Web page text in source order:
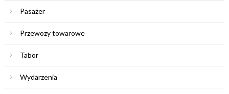
Pasażer
Przewozy towarowe
Tabor
Wydarzenia